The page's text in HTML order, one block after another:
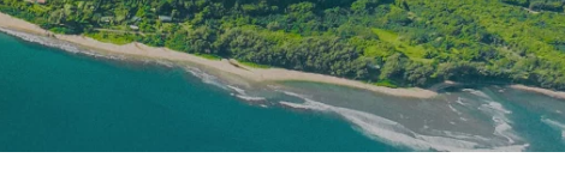
Septembre